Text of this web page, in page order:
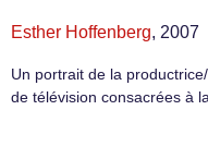
Esther Hoffenberg, 2007
Un portrait de la
de télévision consacrées à